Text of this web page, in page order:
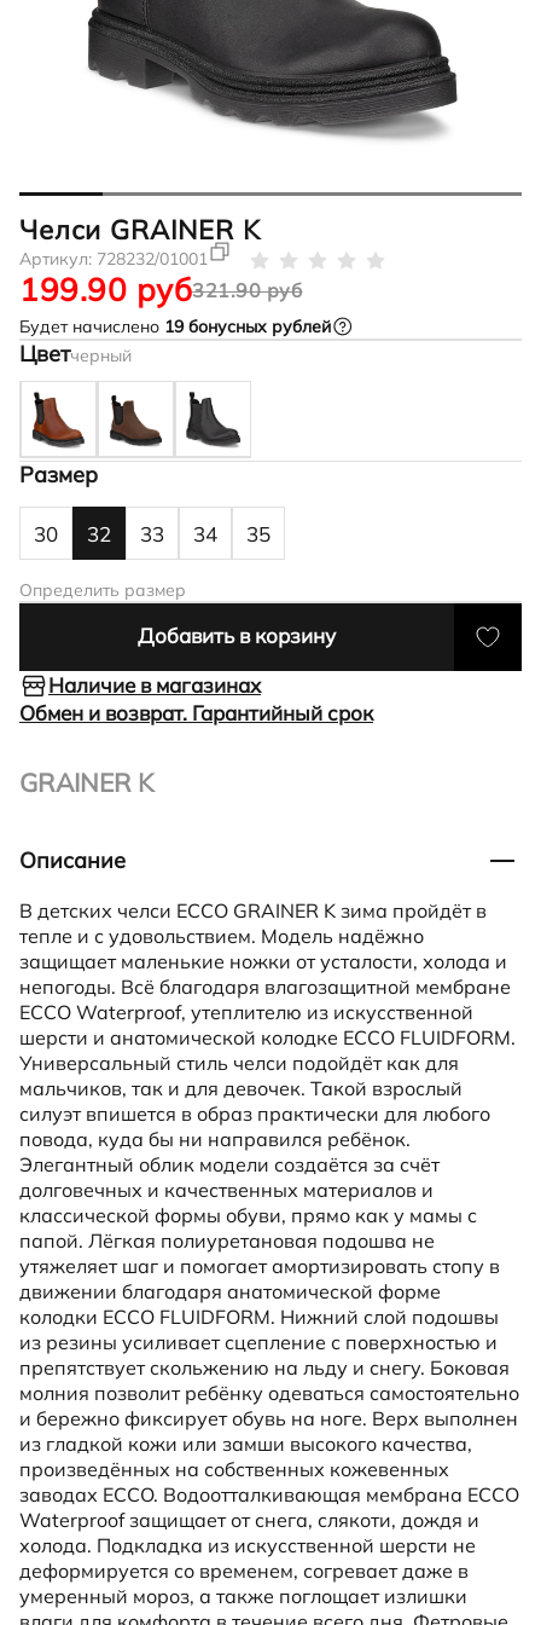
Челси GRAINER K
Артикул: 728232/01001
321.90 руб
199.90 руб
Будет начислено 19бонусных рублей
Цветчерный
Размер
30 32 33 34 35
Определить размер
Добавить в корзину
Наличие в магазинах
Обмен и возврат. Гарантийный срок
GRAINER K
Описание
В детских челси ECCO GRAINER K зима пройдёт в
тепле и с удовольствием. Модель надёжно
защищает маленькие ножки от усталости, холода и
непогоды. Всё благодаря влагозащитной мембране
ECCO Waterproof, утеплителю из искусственной
шерсти и анатомической колодке ECCO FLUIDFORM.
Универсальный стиль челси подойдёт как для
мальчиков, так и для девочек. Такой взрослый
силуэт впишется в образ практически для любого
повода, куда бы ни направился ребёнок.
Элегантный облик модели создаётся за счёт
долговечных и качественных материалов и
классической формы обуви, прямо как у мамы с
папой. Лёгкая полиуретановая подошва не
утяжеляет шаг и помогает амортизировать стопу в
движении благодаря анатомической форме
колодки ECCO FLUIDFORM. Нижний слой подошвы
из резины усиливает сцепление с поверхностью и
препятствует скольжению на льду и снегу. Боковая
молния позволит ребёнку одеваться самостоятельно
и бережно фиксирует обувь на ноге. Верх выполнен
из гладкой кожи или замши высокого качества,
произведённых на собственных кожевенных
заводах ECCO. Водоотталкивающая мембрана ECCO
Waterproof защищает от снега, слякоти, дождя и
холода. Подкладка из искусственной шерсти не
деформируется со временем, согревает даже в
умеренный мороз, а также поглощает излишки